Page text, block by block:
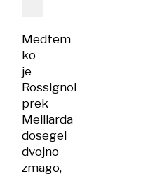
Medtem
ko
je
Rossignol
prek
Meillarda
dosegel
dvojno
zmago,